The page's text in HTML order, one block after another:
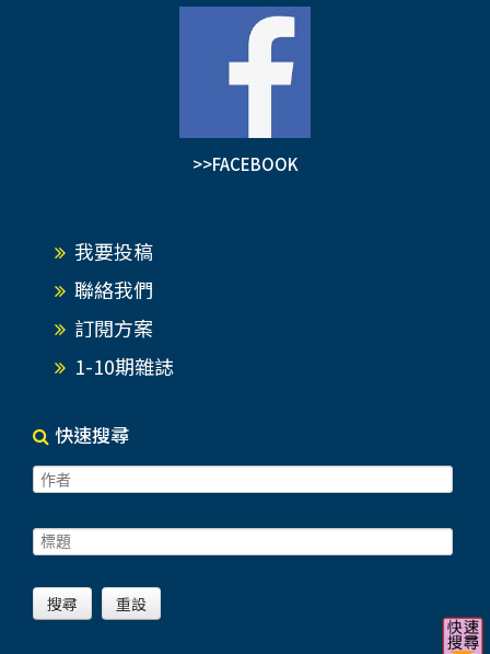
>>FACEBOOK
我要投稿
聯絡我們
訂閱方案
1-10期雜誌
快速搜尋